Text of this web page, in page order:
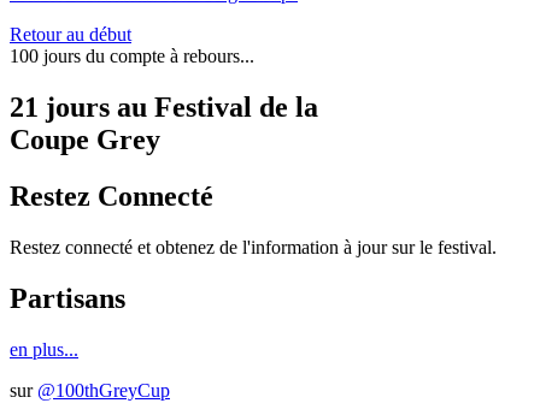
Retour au début
100 jours du compte à rebours...
21 jours au Festival de la
Coupe Grey
Restez Connecté
Restez connecté et obtenez de l'information à jour sur le festival.
Partisans
en plus...
sur @100thGreyCup